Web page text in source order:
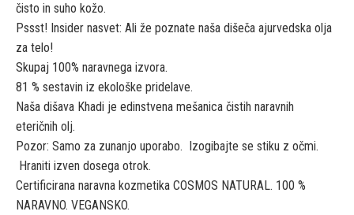
čisto in suho kožo.
Pssst! Insider nasvet: Ali že poznate naša dišeča ajurvedska olja
za telo!
Skupaj 100% naravnega izvora.
81 % sestavin iz ekološke pridelave.
Naša dišava Khadi je edinstvena mešanica čistih naravnih
eteričnih olj.
Pozor: Samo za zunanjo uporabo. Izogibajte se stiku z očmi.
Hraniti izven dosega otrok.
Certificirana naravna kozmetika COSMOS NATURAL. 100 %
NARAVNO. VEGANSKO.